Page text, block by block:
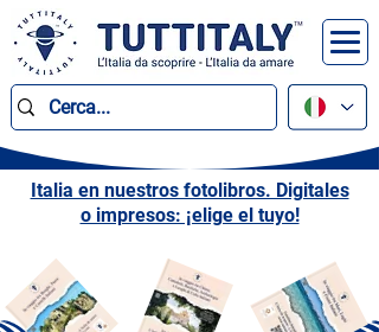
Italia en nuestros fotolibros. Digitales
o impresos: ¡elige el tuyo!